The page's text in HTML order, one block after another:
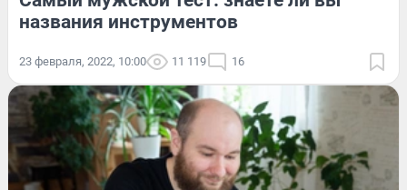
названия инструментов
23 февраля, 2022, 10:00 11 119 16